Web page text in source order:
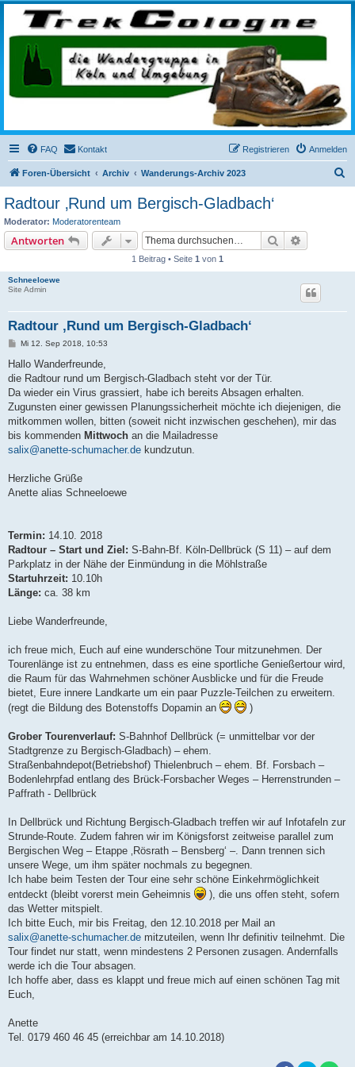
trekcologne.de
Wanderungen rund um Köln
FAQ Kontakt Anmelden
Registrieren
Foren-Übersicht Archiv Wanderungs-Archiv 2023
Radtour ‚Rund um Bergisch-Gladbach‘
Moderator: Moderatorenteam
Antworten Suche
1 Beitrag • Seite 1 von 1
Schneeloewe
Site Admin
Radtour ‚Rund um Bergisch-Gladbach‘
B
i
r
a
Mi 12. Sep 2018, 10:53
Hallo Wanderfreunde,
die Radtour rund um Bergisch-Gladbach steht vor der Tür.
Da wieder ein Virus grassiert, habe ich bereits Absagen erhalten.
Zugunsten einer gewissen Planungssicherheit möchte ich diejenigen, die
mitkommen wollen, bitten (soweit nicht inzwischen geschehen), mir das
bis kommenden Mittwoch an die Mailadresse
salix@anette-schumacher.de kundzutun.
Herzliche Grüße
Anette alias Schneeloewe
Termin: 14.10. 2018
Radtour – Start und Ziel: S-Bahn-Bf. Köln-Dellbrück (S 11) – auf dem
Parkplatz in der Nähe der Einmündung in die Möhlstraße
Startuhrzeit: 10.10h
Länge: ca. 38 km
Liebe Wanderfreunde,
ich freue mich, Euch auf eine wunderschöne Tour mitzunehmen. Der
Tourenlänge ist zu entnehmen, dass es eine sportliche Genießertour wird,
die Raum für das Wahrnehmen schöner Ausblicke und für die Freude
bietet, Eure innere Landkarte um ein paar Puzzle-Teilchen zu erweitern.
(regt die Bildung des Botenstoffs Dopamin an
)
Grober Tourenverlauf: S-Bahnhof Dellbrück (= unmittelbar vor der
Stadtgrenze zu Bergisch-Gladbach) – ehem.
Straßenbahndepot(Betriebshof) Thielenbruch – ehem. Bf. Forsbach –
Bodenlehrpfad entlang des Brück-Forsbacher Weges – Herrenstrunden –
Paffrath - Dellbrück
In Dellbrück und Richtung Bergisch-Gladbach treffen wir auf Infotafeln zur
Strunde-Route. Zudem fahren wir im Königsforst zeitweise parallel zum
Bergischen Weg – Etappe ‚Rösrath – Bensberg‘ –. Dann trennen sich
unsere Wege, um ihm später nochmals zu begegnen.
Ich habe beim Testen der Tour eine sehr schöne Einkehrmöglichkeit
entdeckt (bleibt vorerst mein Geheimnis
), die uns offen steht, sofern
das Wetter mitspielt.
Ich bitte Euch, mir bis Freitag, den 12.10.2018 per Mail an
salix@anette-schumacher.de mitzuteilen, wenn Ihr definitiv teilnehmt. Die
Tour findet nur statt, wenn mindestens 2 Personen zusagen. Andernfalls
werde ich die Tour absagen.
Ich hoffe aber, dass es klappt und freue mich auf einen schönen Tag mit
Euch,
Anette
Tel. 0179 460 46 45 (erreichbar am 14.10.2018)